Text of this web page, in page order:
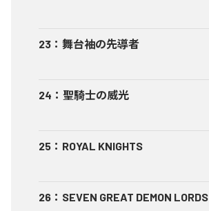
23 ： 舞台袖の先導者
24 ： 聖騎士の威光
25 ： ROYAL KNIGHTS
26 ： SEVEN GREAT DEMON LORDS